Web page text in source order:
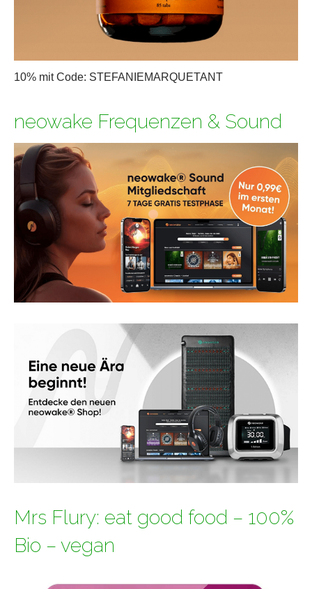
10% mit Code: STEFANIEMARQUETANT
neowake Frequenzen & Sound
Mrs Flury: eat good food – 100%
Bio – vegan